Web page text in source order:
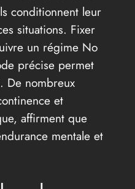
conditionnent leur
situations. Fixer
un régime No
précise permet
De nombreux
et
affirment que
mentale et